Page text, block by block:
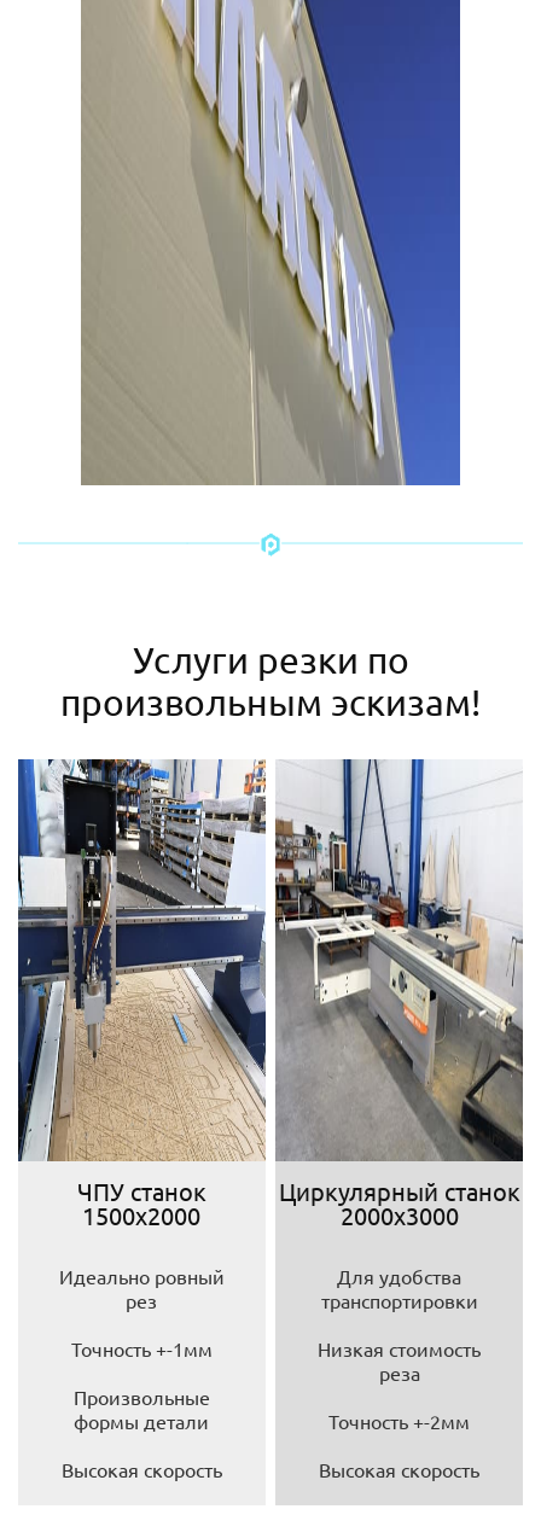
Услуги резки по
произвольным эскизам!
ЧПУ станок
1500х2000
Идеально ровный
рез
Точность +-1мм
Произвольные
формы детали
Высокая скорость
Циркулярный станок
2000х3000
Для удобства
транспортировки
Низкая стоимость
реза
Точность +-2мм
Высокая скорость